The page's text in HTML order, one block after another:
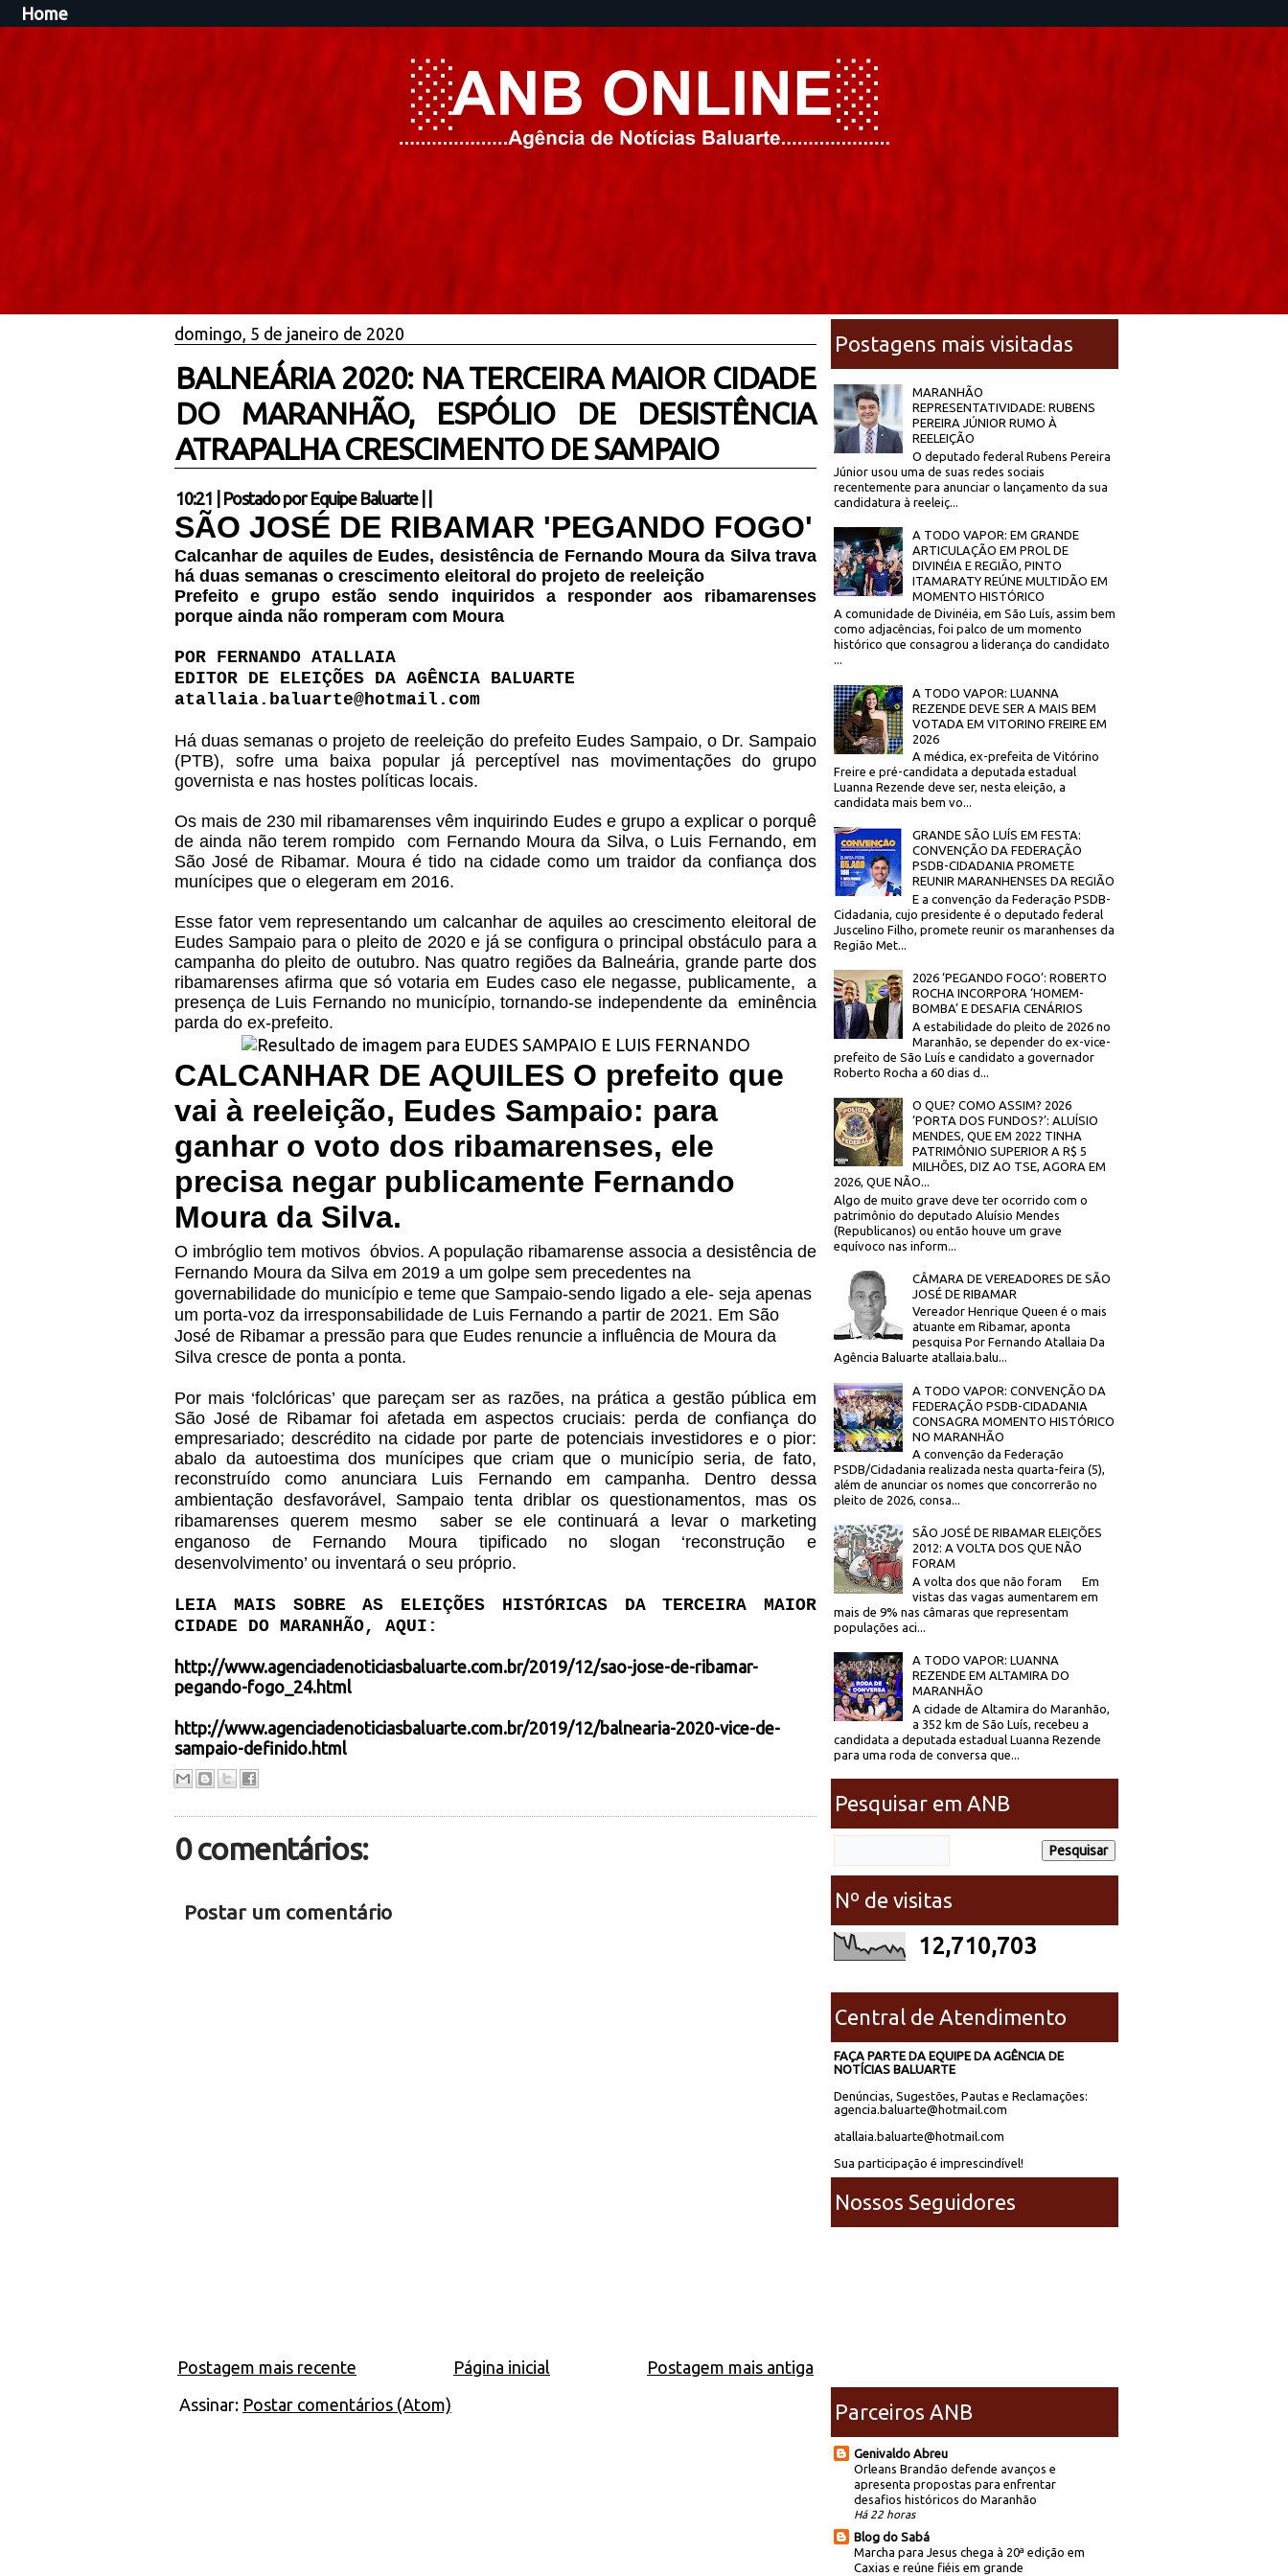
Home
domingo, 5 de janeiro de 2020
BALNEÁRIA 2020: NA TERCEIRA MAIOR CIDADE
DO MARANHÃO, ESPÓLIO DE DESISTÊNCIA
ATRAPALHA CRESCIMENTO DE SAMPAIO
10:21 Postado por Equipe Baluarte
SÃO JOSÉ DE RIBAMAR 'PEGANDO FOGO'
Calcanhar de aquiles de Eudes, desistência de Fernando Moura da Silva trava
há duas semanas o crescimento eleitoral do projeto de reeleição
Prefeito e grupo estão sendo inquiridos a responder aos ribamarenses
porque ainda não romperam com Moura
POR FERNANDO ATALLAIA
EDITOR DE ELEIÇÕES DA AGÊNCIA BALUARTE
atallaia.baluarte@hotmail.com
Há duas semanas o projeto de reeleição do prefeito Eudes Sampaio, o Dr. Sampaio
(PTB), sofre uma baixa popular já perceptível nas movimentações do grupo
governista e nas hostes políticas locais.
Os mais de 230 mil ribamarenses vêm inquirindo Eudes e grupo a explicar o porquê
de ainda não terem rompido
com Fernando Moura da Silva, o Luis Fernando, em
São José de Ribamar. Moura é tido na cidade como um traidor da confiança dos
munícipes que o elegeram em 2016.
Esse fator vem representando um calcanhar de aquiles ao crescimento eleitoral de
Eudes Sampaio para o pleito de 2020 e já se configura o principal obstáculo para a
campanha do pleito de outubro. Nas quatro regiões da Balneária, grande parte dos
ribamarenses afirma que só votaria em Eudes caso ele negasse, publicamente,
a
presença de Luis Fernando no município, tornando-se independente da eminência
parda do ex-prefeito.
CALCANHAR DE AQUILES O prefeito que
vai à reeleição, Eudes Sampaio: para
ganhar o voto dos ribamarenses, ele
precisa negar publicamente Fernando
Moura da Silva.
O imbróglio tem motivos óbvios. A população ribamarense associa a desistência de
Fernando Moura da Silva em 2019 a um golpe sem precedentes na
governabilidade do município e teme que Sampaio-sendo ligado a ele- seja apenas
um porta-voz da irresponsabilidade de Luis Fernando a partir de 2021. Em São
José de Ribamar a pressão para que Eudes renuncie a influência de Moura da
Silva cresce de ponta a ponta.
Por mais ‘folclóricas’ que pareçam ser as razões, na prática a gestão pública em
São José de Ribamar foi afetada em aspectos cruciais: perda de confiança do
empresariado; descrédito na cidade por parte de potenciais investidores e o pior:
abalo da autoestima dos munícipes que criam que o município seria, de fato,
reconstruído como anunciara Luis Fernando em campanha. Dentro dessa
ambientação desfavorável, Sampaio tenta driblar os questionamentos, mas os
ribamarenses querem mesmo saber se ele continuará a levar o marketing
enganoso de Fernando Moura tipificado no slogan ‘reconstrução e
desenvolvimento’ ou inventará o seu próprio.
LEIA MAIS SOBRE AS ELEIÇÕES HISTÓRICAS DA TERCEIRA MAIOR
CIDADE DO MARANHÃO, AQUI:
http://www.agenciadenoticiasbaluarte.com.br/2019/12/sao-jose-de-ribamar-
pegando-fogo_24.html
http://www.agenciadenoticiasbaluarte.com.br/2019/12/balnearia-2020-vice-de-
sampaio-definido.html
0 comentários:
Postar um comentário
Postagem mais recente Postagem mais antiga
Página inicial
Assinar: Postar comentários (Atom)
Postagens mais visitadas
MARANHÃO
REPRESENTATIVIDADE: RUBENS
PEREIRA JÚNIOR RUMO À
REELEIÇÃO
O deputado federal Rubens Pereira
Júnior usou uma de suas redes sociais
recentemente para anunciar o lançamento da sua
candidatura à reeleiç...
A TODO VAPOR: EM GRANDE
ARTICULAÇÃO EM PROL DE
DIVINÉIA E REGIÃO, PINTO
ITAMARATY REÚNE MULTIDÃO EM
MOMENTO HISTÓRICO
A comunidade de Divinéia, em São Luís, assim bem
como adjacências, foi palco de um momento
histórico que consagrou a liderança do candidato
...
A TODO VAPOR: LUANNA
REZENDE DEVE SER A MAIS BEM
VOTADA EM VITORINO FREIRE EM
2026
A médica, ex-prefeita de Vitórino
Freire e pré-candidata a deputada estadual
Luanna Rezende deve ser, nesta eleição, a
candidata mais bem vo...
GRANDE SÃO LUÍS EM FESTA:
CONVENÇÃO DA FEDERAÇÃO
PSDB-CIDADANIA PROMETE
REUNIR MARANHENSES DA REGIÃO
E a convenção da Federação PSDB-
Cidadania, cujo presidente é o deputado federal
Juscelino Filho, promete reunir os maranhenses da
Região Met...
2026 ‘PEGANDO FOGO’: ROBERTO
ROCHA INCORPORA ‘HOMEM-
BOMBA’ E DESAFIA CENÁRIOS
A estabilidade do pleito de 2026 no
Maranhão, se depender do ex-vice-
prefeito de São Luís e candidato a governador
Roberto Rocha a 60 dias d...
O QUE? COMO ASSIM? 2026
‘PORTA DOS FUNDOS?’: ALUÍSIO
MENDES, QUE EM 2022 TINHA
PATRIMÔNIO SUPERIOR A R$ 5
MILHÕES, DIZ AO TSE, AGORA EM
2026, QUE NÃO...
Algo de muito grave deve ter ocorrido com o
patrimônio do deputado Aluísio Mendes
(Republicanos) ou então houve um grave
equívoco nas inform...
CÂMARA DE VEREADORES DE SÃO
JOSÉ DE RIBAMAR
Vereador Henrique Queen é o mais
atuante em Ribamar, aponta
pesquisa Por Fernando Atallaia Da
Agência Baluarte atallaia.balu...
A TODO VAPOR: CONVENÇÃO DA
FEDERAÇÃO PSDB-CIDADANIA
CONSAGRA MOMENTO HISTÓRICO
NO MARANHÃO
A convenção da Federação
PSDB/Cidadania realizada nesta quarta-feira (5),
além de anunciar os nomes que concorrerão no
pleito de 2026, consa...
SÃO JOSÉ DE RIBAMAR ELEIÇÕES
2012: A VOLTA DOS QUE NÃO
FORAM
A volta dos que não foram Em
vistas das vagas aumentarem em
mais de 9% nas câmaras que representam
populações aci...
A TODO VAPOR: LUANNA
REZENDE EM ALTAMIRA DO
MARANHÃO
A cidade de Altamira do Maranhão,
a 352 km de São Luís, recebeu a
candidata a deputada estadual Luanna Rezende
para uma roda de conversa que...
Pesquisar em ANB
Nº de visitas
12,710,703
Central de Atendimento
FAÇA PARTE DA EQUIPE DA AGÊNCIA DE
NOTÍCIAS BALUARTE
Denúncias, Sugestões, Pautas e Reclamações:
agencia.baluarte@hotmail.com
atallaia.baluarte@hotmail.com
Sua participação é imprescindível!
Nossos Seguidores
Parceiros ANB
Genivaldo Abreu
Orleans Brandão defende avanços e
apresenta propostas para enfrentar
desafios históricos do Maranhão
Há 22 horas
Blog do Sabá
Marcha para Jesus chega à 20ª edição em
Caxias e reúne fiéis em grande